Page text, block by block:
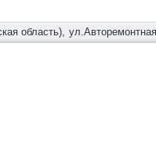
область),